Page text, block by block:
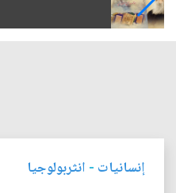
إنسانيات - انثربولوجيا